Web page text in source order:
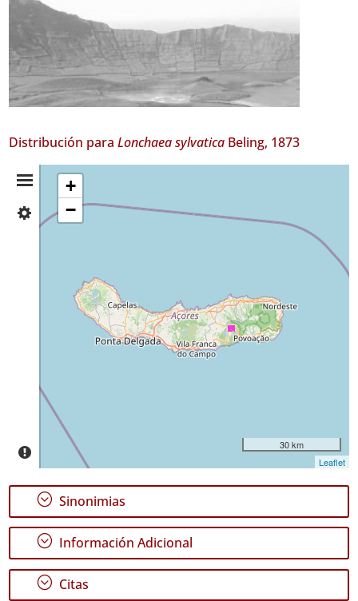
Distribución paraLonchaea sylvatica Beling, 1873
Resumen
de✓
São
Nivel
Precisión
Rango
de
Fechas
GBIF -
Ocurrencias
🔗 GBIF
🔗 GBIF
World
+
−
30 km
Leaflet
; Sinonimias
; Información Adicional
; Citas